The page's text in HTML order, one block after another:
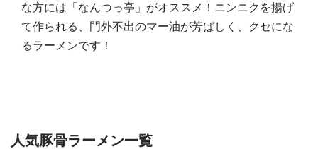
な方には「なんつっ亭」がオススメ！ニンニクを揚げ
て作られる、門外不出のマー油が芳ばしく、クセにな
るラーメンです！
人気豚骨ラーメン一覧